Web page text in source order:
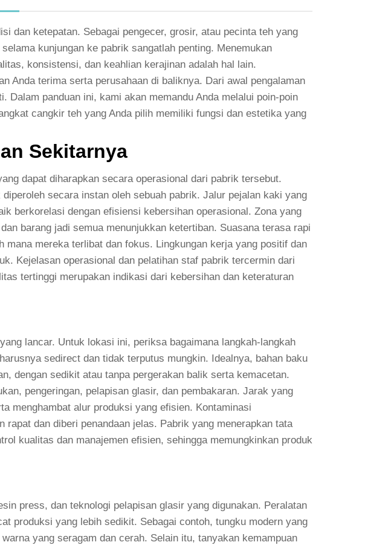
dan ketepatan. Sebagai pengecer, grosir, atau pecinta teh yang
kunjungan ke pabrik sangatlah penting. Menemukan
konsistensi, dan keahlian kerajinan adalah hal lain.
Anda terima serta perusahaan di baliknya. Dari awal pengalaman
panduan ini, kami akan memandu Anda melalui poin-poin
cangkir teh yang Anda pilih memiliki fungsi dan estetika yang
Sekitarnya
dapat diharapkan secara operasional dari pabrik tersebut.
secara instan oleh sebuah pabrik. Jalur pejalan kaki yang
berkorelasi dengan efisiensi kebersihan operasional. Zona yang
barang jadi semua menunjukkan ketertiban. Suasana terasa rapi
mereka terlibat dan fokus. Lingkungan kerja yang positif dan
Kejelasan operasional dan pelatihan staf pabrik tercermin dari
tertinggi merupakan indikasi dari kebersihan dan keteraturan
lancar. Untuk lokasi ini, periksa bagaimana langkah-langkah
sedirect dan tidak terputus mungkin. Idealnya, bahan baku
dengan sedikit atau tanpa pergerakan balik serta kemacetan.
pengeringan, pelapisan glasir, dan pembakaran. Jarak yang
menghambat alur produksi yang efisien. Kontaminasi
rapat dan diberi penandaan jelas. Pabrik yang menerapkan tata
kualitas dan manajemen efisien, sehingga memungkinkan produk
press, dan teknologi pelapisan glasir yang digunakan. Peralatan
produksi yang lebih sedikit. Sebagai contoh, tungku modern yang
yang seragam dan cerah. Selain itu, tanyakan kemampuan